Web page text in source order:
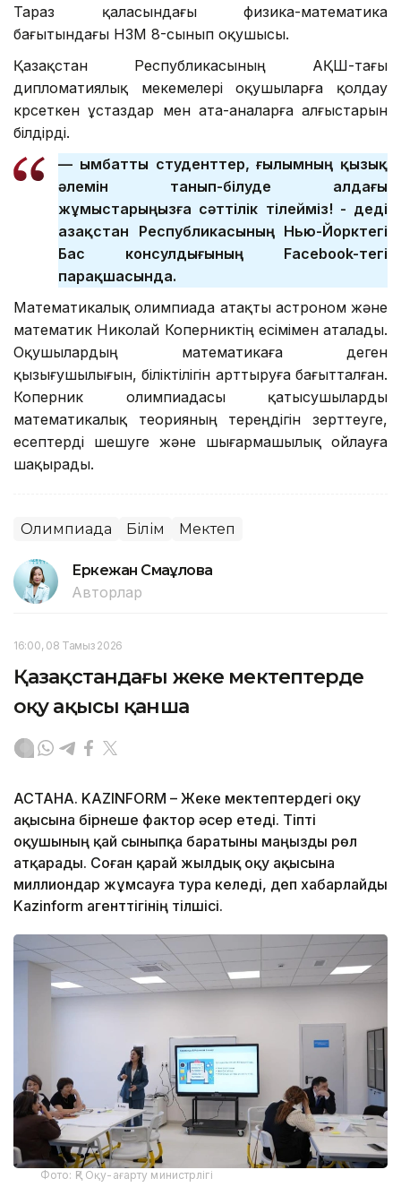
Тараз қаласындағы физика-математика
бағытындағы НЗМ 8-сынып оқушысы.
Қазақстан Республикасының АҚШ-тағы
дипломатиялық мекемелері оқушыларға қолдау
көрсеткен ұстаздар мен ата-аналарға алғыстарын
білдірді.
— Қымбатты студенттер, ғылымның қызық
әлемін танып-білуде алдағы
жұмыстарыңызға сәттілік тілейміз! - деді
Қазақстан Республикасының Нью-Йорктегі
Бас консулдығының Facebook-тегі
парақшасында.
Математикалық олимпиада атақты астроном және
математик Николай Коперниктің есімімен аталады.
Оқушылардың математикаға деген
қызығушылығын, біліктілігін арттыруға бағытталған.
Коперник олимпиадасы қатысушыларды
математикалық теорияның тереңдігін зерттеуге,
есептерді шешуге және шығармашылық ойлауға
шақырады.
Олимпиада Білім Мектеп
Еркежан Смағұлова
Авторлар
16:00, 08 Тамыз 2026
Қазақстандағы жеке мектептерде
оқу ақысы қанша
АСТАНА. KAZINFORM – Жеке мектептердегі оқу
ақысына бірнеше фактор әсер етеді. Тіпті
оқушының қай сыныпқа баратыны маңызды рөл
атқарады. Соған қарай жылдық оқу ақысына
миллиондар жұмсауға тура келеді, деп хабарлайды
Kazinform агенттігінің тілшісі.
Фото: ҚР Оқу-ағарту министрлігі